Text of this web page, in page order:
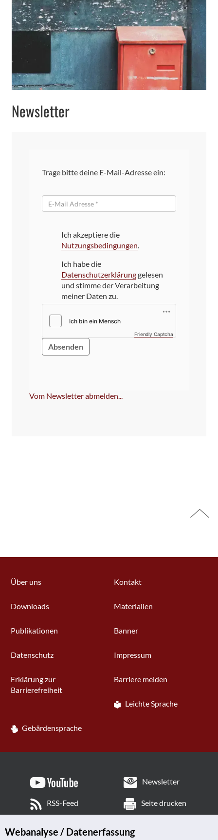
Newsletter
Trage bitte deine E-Mail-Adresse ein:
E-
Mail
Ich akzeptiere die
Nutzungsbedingungen.
Ich habe die
Datenschutzerklärunggelesen
und stimme der Verarbeitung
meiner Daten zu.
Friendly Captcha
Bitte
dieses
Vom Newsletter abmelden...
Über uns Kontakt
Downloads Materialien
Publikationen Banner
Datenschutz Impressum
Erklärung zur
Barrierefreiheit
Barriere melden
Leichte Sprache
Gebärdensprache
Newsletter
RSS-Feed Seite drucken
Webanalyse / Datenerfassung